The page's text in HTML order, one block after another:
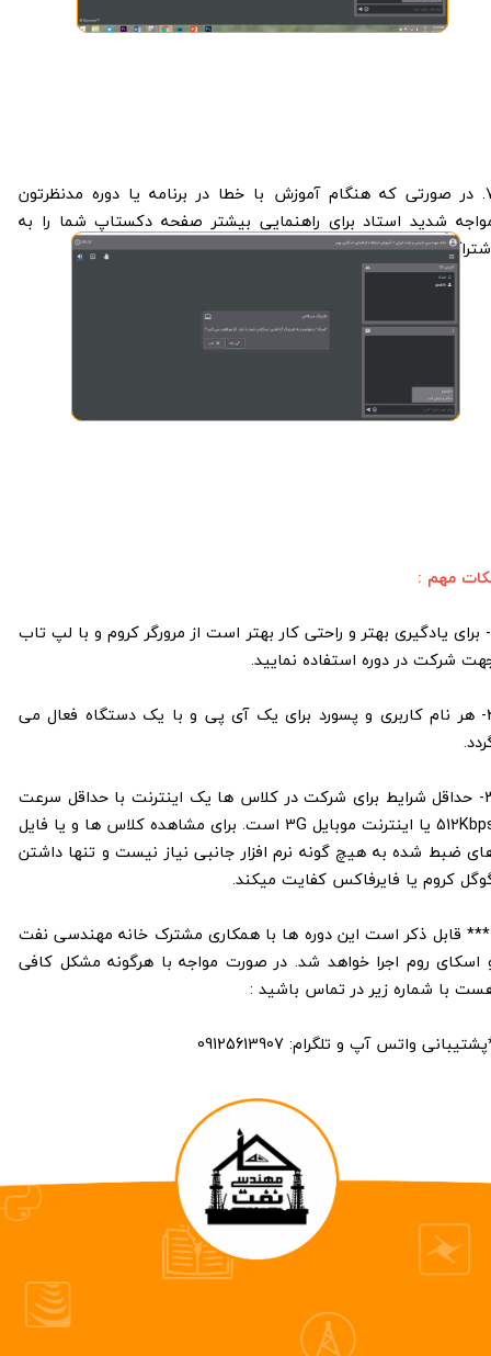
​7. در صورتی که هنگام آموزش با خطا در برنامه یا دوره مدنظرتون
شدید استاد برای راهنمایی بیشتر صفحه دکستاپ شما را به
خواهد گذاشت تا بهتر راهنماییتان کند:
مهم :
1- برای یادگیری بهتر و راحتی کار بهتر است از مرورگر کروم و با لپ تاب
شرکت در دوره استفاده نمایید.
2- هر نام کاربری و پسورد برای یک آی پی و با یک دستگاه فعال می
3- حداقل شرایط برای شرکت در کلاس ها یک اینترنت با حداقل سرعت
512Kbps یا اینترنت موبایل 3G است. برای مشاهده کلاس ها و یا فایل
ضبط شده به هیچ گونه نرم افزار جانبی نیاز نیست و تنها داشتن
کروم یا فایرفاکس کفایت میکند.
قابل ذکر است این دوره ها با همکاری مشترک خانه مهندسی نفت
اسکای روم اجرا خواهد شد. در صورت مواجه با هرگونه مشکل کافی
با شماره زیر در تماس باشید :
واتس آپ و تلگرام: 09125613907​​​​​​​